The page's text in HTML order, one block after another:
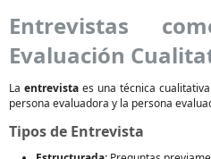
Entrevistas
Evaluación
La entrevistaes una técnica
persona evaluadora y la persona
Tipos de Entrevista